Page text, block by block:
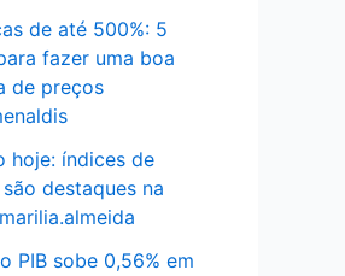
de até 500%: 5
fazer uma boa
de preços
hoje: índices de
destaques na
PIB sobe 0,56% em